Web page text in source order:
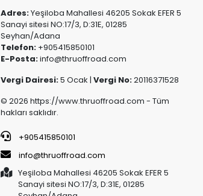
Adres:Yeşiloba Mahallesi 46205 Sokak EFER 5
Sanayi sitesi NO:17/3, D:31E, 01285
Seyhan/Adana
Telefon:+905415850101
E-Posta:info@thruoffroad.com
Vergi Dairesi:5 Ocak | Vergi No:20116371528
© 2026 https://www.thruoffroad.com - Tüm
hakları saklıdır.
+905415850101
info@thruoffroad.com
Yeşiloba Mahallesi 46205 Sokak EFER 5
Sanayi sitesi NO:17/3, D:31E, 01285